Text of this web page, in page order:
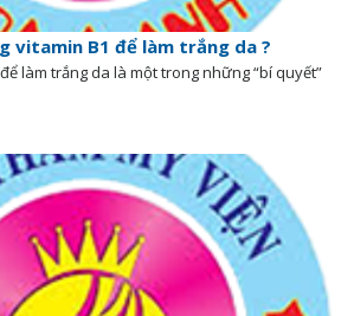
vitamin B1 để làm trắng da ?
làm trắng da là một trong những “bí quyết”